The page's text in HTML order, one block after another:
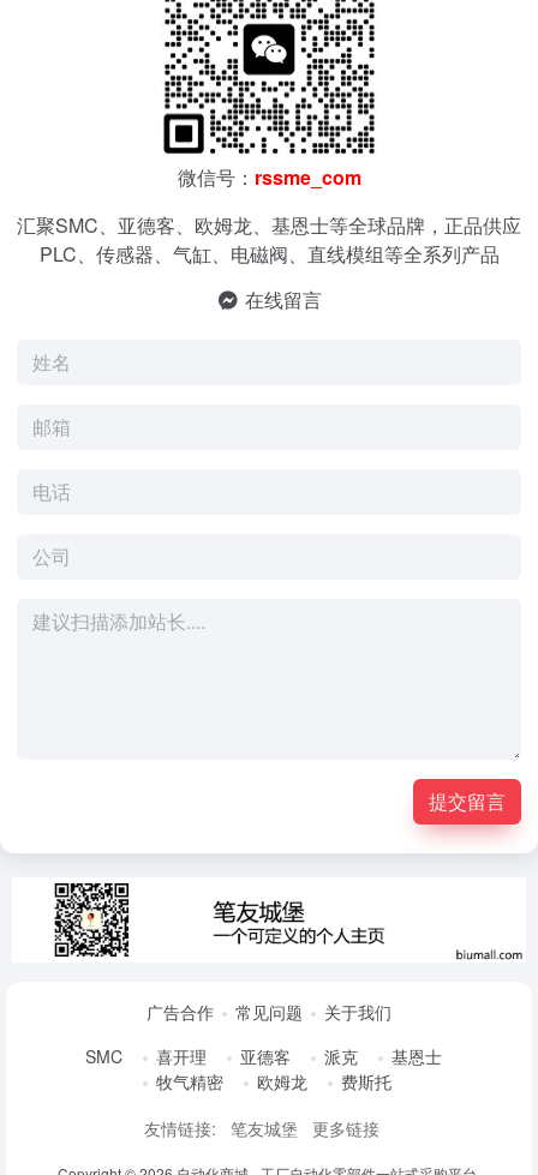
微信号： rssme_com
汇聚SMC、亚德客、欧姆龙、基恩士等全球品牌，正品供应
PLC、传感器、气缸、电磁阀、直线模组等全系列产品
在线留言
提交留言
广告合作 常见问题
关于我们
SMC
喜开理 亚德客 派克
基恩士
牧气精密
欧姆龙
费斯托
友情链接:
笔友城堡 更多链接